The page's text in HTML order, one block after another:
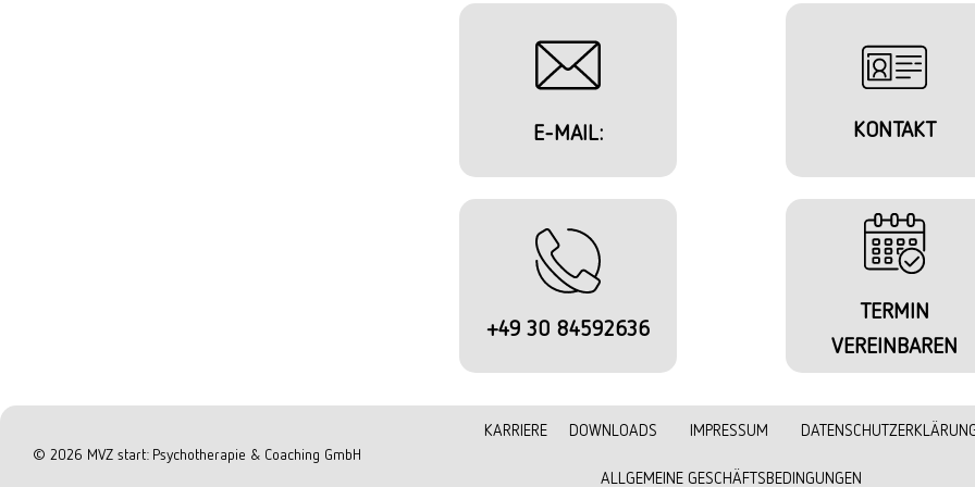
E-MAIL: KONTAKT
+49 30 84592636
TERMIN
VEREINBAREN
© 2026 MVZ start: Psychotherapie & Coaching GmbH
KARRIERE DOWNLOADS IMPRESSUM
ALLGEMEINE GESCHÄFTSBEDINGUNGEN